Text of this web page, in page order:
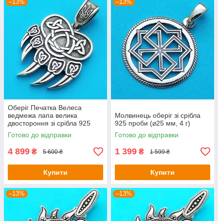
–13%
Оберіг Печатка Велеса
ведмежа лапа велика
двостороння зі срібла 925
проби (48х30 мм, 14г)
Готово до відправки
4 899 ₴ 5 600 ₴
Купити
–13%
Молвинець оберіг зі срібла
925 проби (⌀25 мм, 4 г)
Готово до відправки
1 399 ₴ 1 599 ₴
Купити
–13% –13%